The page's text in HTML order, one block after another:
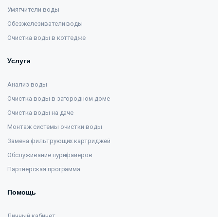
Умягчители воды
Обезжелезиватели воды
Очистка воды в коттедже
Услуги
Анализ воды
Очистка воды в загородном доме
Очистка воды на даче
Монтаж системы очистки воды
Замена фильтрующих картриджей
Обслуживание пурифайеров
Партнерская программа
Помощь